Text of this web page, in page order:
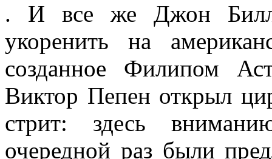
. И все же Джон Билл
укоренить на
созданное Филипом
Виктор Пепен открыл
стрит: здесь
очередной раз были